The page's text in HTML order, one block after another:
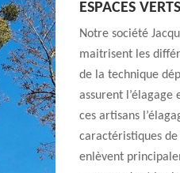
ESPACES
Notre société
maitrisent les
de la technique
assurent
ces artisans
caractéristiques
enlèvent